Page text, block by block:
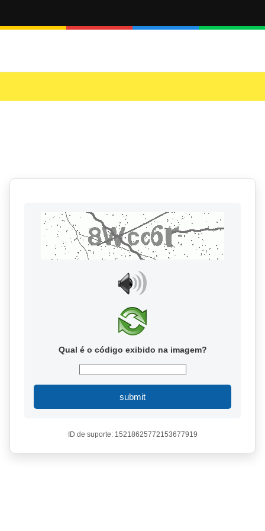
Qual é o código exibido na imagem?
submit
ID de suporte: 15218625772153677919